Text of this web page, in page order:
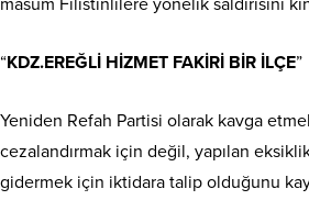
“KDZ.EREĞLİ HİZMET FAKİRİ BİR İLÇE”
Yeniden Refah Partisi olarak kavga
cezalandırmak için değil, yapılan
gidermek için iktidara talip olduğunu